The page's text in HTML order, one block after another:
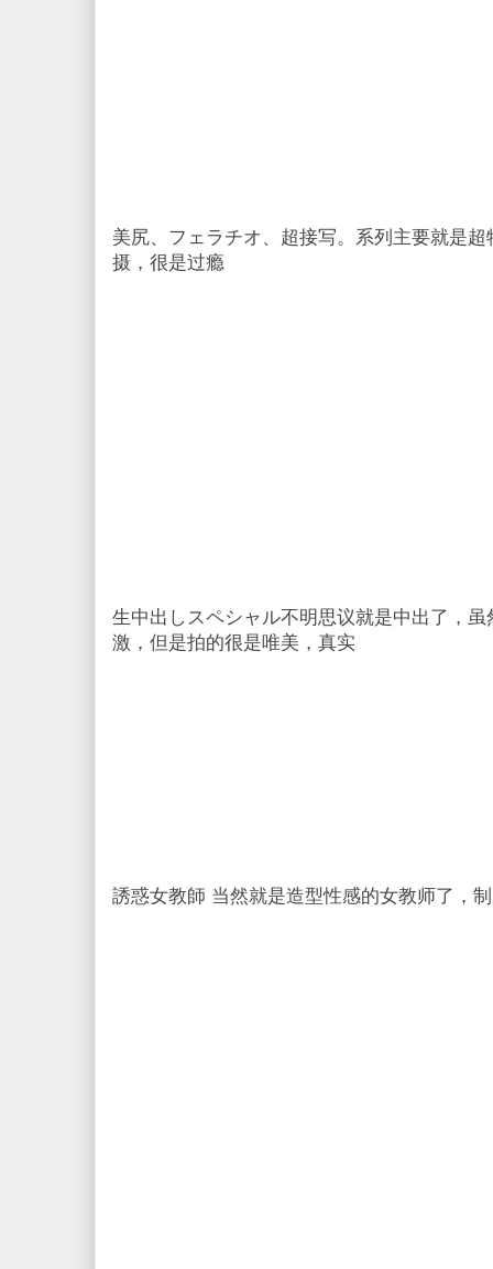
美尻、フェラチオ、超接写。系列主要就是
摄，很是过瘾
生中出しスペシャル不明思议就是中出了，
激，但是拍的很是唯美，真实
誘惑女教師 当然就是造型性感的女教师了，